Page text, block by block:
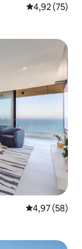
Gemiddelde
4,92 (75)
Gemiddelde
4,97 (58)